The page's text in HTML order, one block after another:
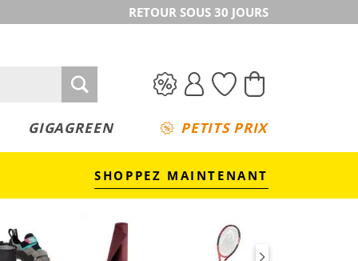
RETOUR SOUS 30 JOURS
GIGAGREEN PETITS PRIX
SHOPPEZ MAINTENANT